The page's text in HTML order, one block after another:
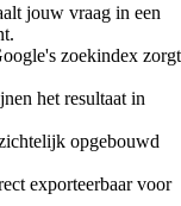
jouw vraag in een
zoekindex zorgt
het resultaat in
opgebouwd
exporteerbaar voor